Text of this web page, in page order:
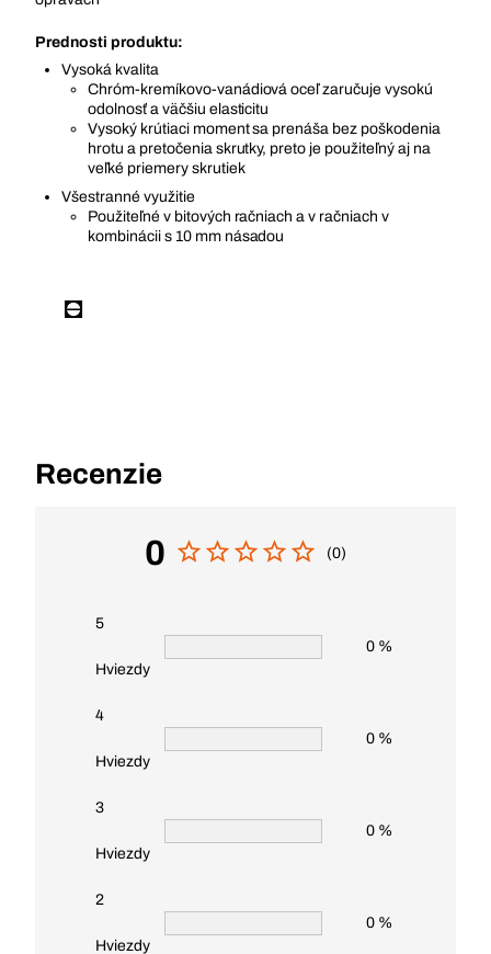
Prednosti produktu:
Vysoká kvalita
Chróm-kremíkovo-vanádiová oceľ zaručuje vysokú
odolnosť a väčšiu elasticitu
Vysoký krútiaci moment sa prenáša bez poškodenia
hrotu a pretočenia skrutky, preto je použiteľný aj na
veľké priemery skrutiek
Všestranné využitie
Použiteľné v bitových račniach a v račniach v
kombinácii s 10 mm násadou
Recenzie
0 (0)
5
Hviezdy
0 %
4
Hviezdy
0 %
3
Hviezdy
0 %
2
Hviezdy
0 %